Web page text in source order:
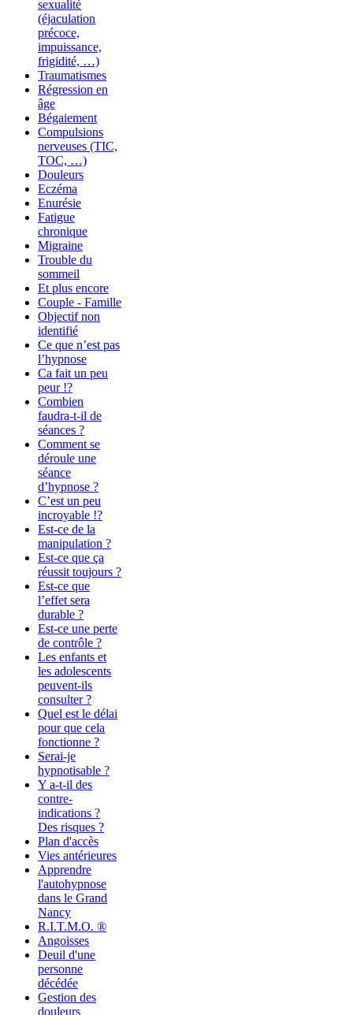
sexualité
(éjaculation
précoce,
impuissance,
frigidité, …)
Traumatismes
Régression en
âge
Bégaiement
Compulsions
nerveuses (TIC,
TOC, …)
Douleurs
Eczéma
Enurésie
Fatigue
chronique
Migraine
Trouble du
sommeil
Et plus encore
Couple - Famille
Objectif non
identifié
Ce que n’est pas
l’hypnose
Ca fait un peu
peur !?
Combien
faudra-t-il de
séances ?
Comment se
déroule une
séance
d’hypnose ?
C’est un peu
incroyable !?
Est-ce de la
manipulation ?
Est-ce que ça
réussit toujours ?
Est-ce que
l’effet sera
durable ?
Est-ce une perte
de contrôle ?
Les enfants et
les adolescents
peuvent-ils
consulter ?
Quel est le délai
pour que cela
fonctionne ?
Serai-je
hypnotisable ?
Y a-t-il des
contre-
indications ?
Des risques ?
Plan d'accès
Vies antérieures
Apprendre
l'autohypnose
dans le Grand
Nancy
R.I.T.M.O. ®
Angoisses
Deuil d'une
personne
décédée
Gestion des
douleurs